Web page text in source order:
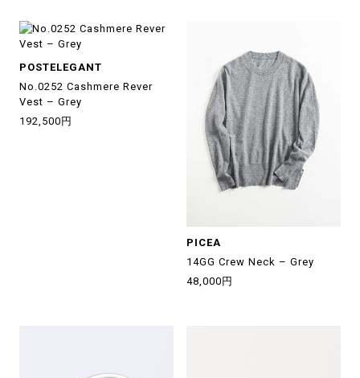
POSTELEGANT
No.0252 Cashmere Rever
Vest – Grey
192,500円
PICEA
14GG Crew Neck – Grey
48,000円